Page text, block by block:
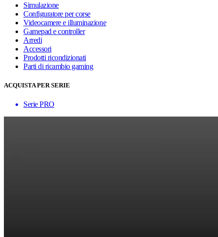
Simulazione
Configuratore per corse
Videocamere e illuminazione
Gamepad e controller
Arredi
Accessori
Prodotti ricondizionati
Parti di ricambio gaming
ACQUISTA PER SERIE
Serie PRO